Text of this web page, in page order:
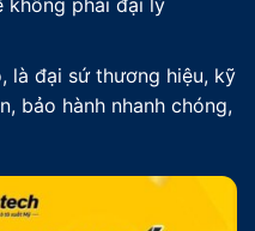
là đại sứ thương hiệu, kỹ
bảo hành nhanh chóng,